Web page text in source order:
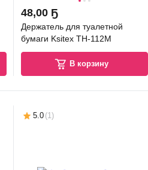
48,00 Ҕ
Держатель для туалетной
бумаги Ksitex TH-112M
В корзину
5.0 (1)